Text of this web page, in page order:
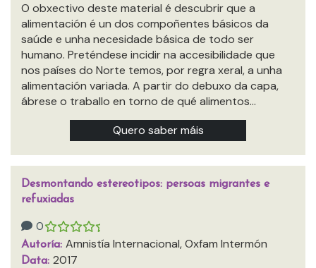
O obxectivo deste material é descubrir que a
alimentación é un dos compoñentes básicos da
saúde e unha necesidade básica de todo ser
humano. Preténdese incidir na accesibilidade que
nos países do Norte temos, por regra xeral, a unha
alimentación variada. A partir do debuxo da capa,
ábrese o traballo en torno de qué alimentos…
Quero saber máis
Desmontando estereotipos: persoas migrantes e
refuxiadas
0
Autoría: Amnistía Internacional, Oxfam Intermón
Data: 2017